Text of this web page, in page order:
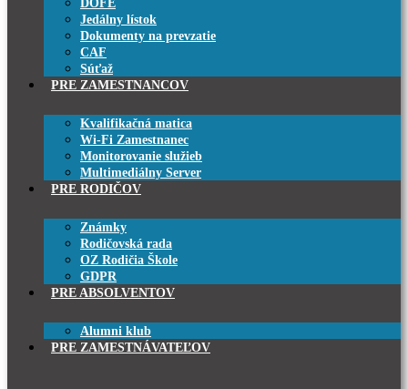
DOFE
Jedálny lístok
Dokumenty na prevzatie
CAF
Súťaž
PRE ZAMESTNANCOV
Kvalifikačná matica
Wi-Fi Zamestnanec
Monitorovanie služieb
Multimediálny Server
PRE RODIČOV
Známky
Rodičovská rada
OZ Rodičia Škole
GDPR
PRE ABSOLVENTOV
Alumni klub
PRE ZAMESTNÁVATEĽOV